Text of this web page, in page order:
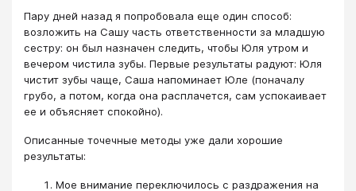
Пару дней назад я попробовала еще один способ:
возложить на Сашу часть ответственности за младшую
сестру: он был назначен следить, чтобы Юля утром и
вечером чистила зубы. Первые результаты радуют: Юля
чистит зубы чаще, Саша напоминает Юле (поначалу
грубо, а потом, когда она расплачется, сам успокаивает
ее и объясняет спокойно).
Описанные точечные методы уже дали хорошие
результаты:
Мое внимание переключилось с раздражения на